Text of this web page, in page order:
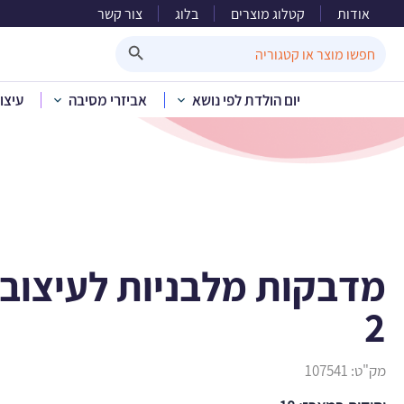
אודות קטלוג מוצרים בלוג צור קשר
for:
יום הולדת לפי נושא אביזרי מסיבהבית»קטלוג מוצרים יום
מדבקות מלבניות
2
מק"ט: 107541